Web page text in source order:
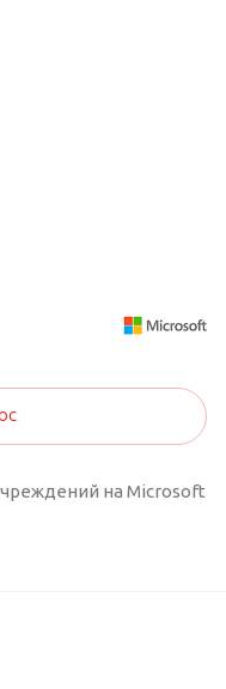
на Microsoft